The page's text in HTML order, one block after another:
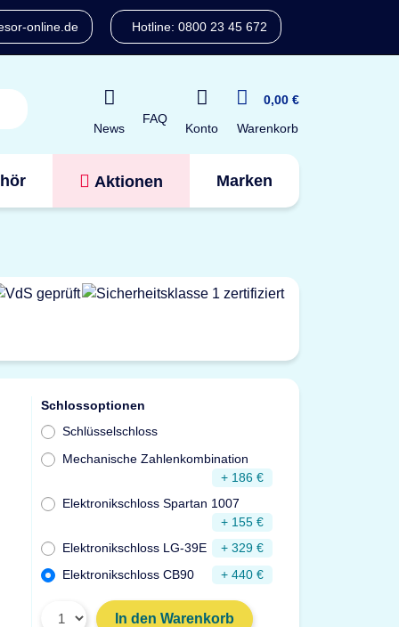
online.de Hotline: 0800 23 45 672
News
FAQ
Konto
0,00 €
Warenkorb
Aktionen Marken
Schlossoptionen
Schlüsselschloss
Mechanische Zahlenkombination
+ 186 €
Elektronikschloss Spartan 1007
+ 155 €
Elektronikschloss LG-39E
+ 329 €
Elektronikschloss CB90
+ 440 €
In den Warenkorb